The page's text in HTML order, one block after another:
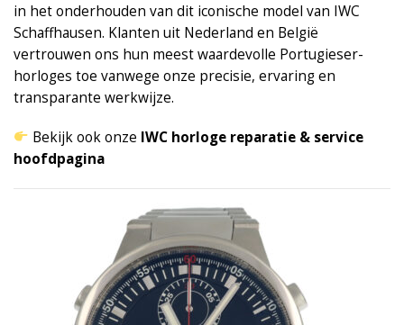
in het onderhouden van dit iconische model van IWC
Schaffhausen. Klanten uit Nederland en België
vertrouwen ons hun meest waardevolle Portugieser-
horloges toe vanwege onze precisie, ervaring en
transparante werkwijze.
Bekijk ook onze IWC horloge reparatie & service
hoofdpagina